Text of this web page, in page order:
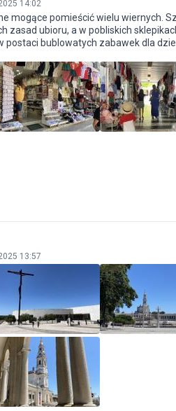
14:02
mogące pomieścić wielu wiernych.
zasad ubioru, a w pobliskich
bublowatych zabawek dla
13:57